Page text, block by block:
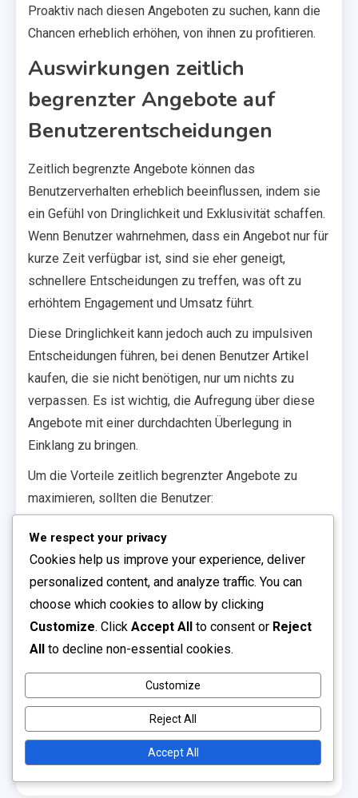
Proaktiv nach diesen Angeboten zu suchen, kann die
Chancen erheblich erhöhen, von ihnen zu profitieren.
Auswirkungen zeitlich
begrenzter Angebote auf
Benutzerentscheidungen
Zeitlich begrenzte Angebote können das
Benutzerverhalten erheblich beeinflussen, indem sie
ein Gefühl von Dringlichkeit und Exklusivität schaffen.
Wenn Benutzer wahrnehmen, dass ein Angebot nur für
kurze Zeit verfügbar ist, sind sie eher geneigt,
schnellere Entscheidungen zu treffen, was oft zu
erhöhtem Engagement und Umsatz führt.
Diese Dringlichkeit kann jedoch auch zu impulsiven
Entscheidungen führen, bei denen Benutzer Artikel
kaufen, die sie nicht benötigen, nur um nichts zu
verpassen. Es ist wichtig, die Aufregung über diese
Angebote mit einer durchdachten Überlegung in
Einklang zu bringen.
Um die Vorteile zeitlich begrenzter Angebote zu
maximieren, sollten die Benutzer:
Erinnerungen für den Ablauf von Angeboten setzen,
Durch das Verständnis der Auswirkungen zeitlich
begrenzter Angebote können die Benutzer informierte
Entscheidungen treffen, die ihr Gesamterlebnis
verbessern.
We respect your privacy
Cookies help us improve your experience, deliver
personalized content, and analyze traffic. You can
choose which cookies to allow by clicking
Customize. Click Accept All to consent or Reject
All to decline non-essential cookies.
Customize
Reject All
Accept All